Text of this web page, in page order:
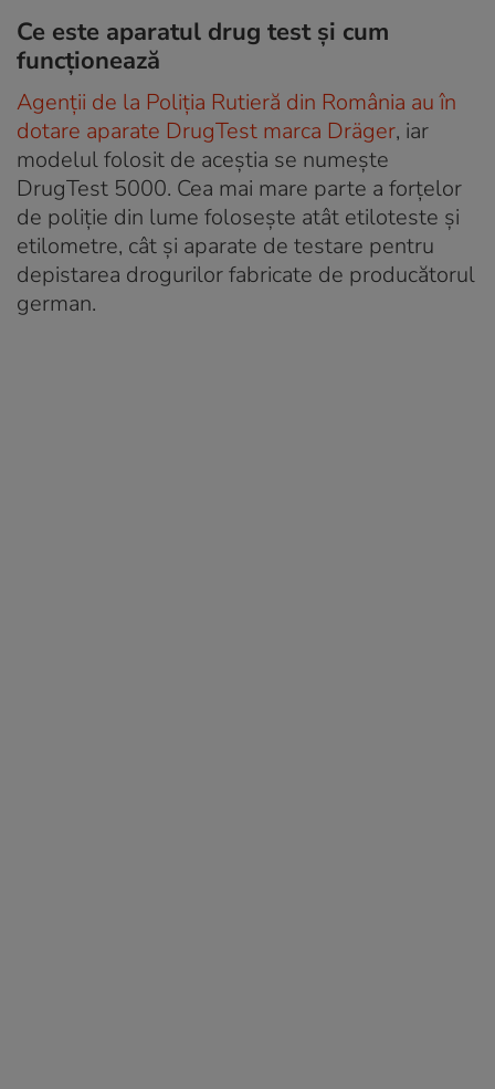
Ce este aparatul drug test şi cum
funcţionează
Agenții de la Poliția Rutieră din România au în
dotare aparate DrugTest marca Dräger, iar
modelul folosit de aceștia se numește
DrugTest 5000. Cea mai mare parte a forțelor
de poliție din lume folosește atât etiloteste și
etilometre, cât și aparate de testare pentru
depistarea drogurilor fabricate de producătorul
german.